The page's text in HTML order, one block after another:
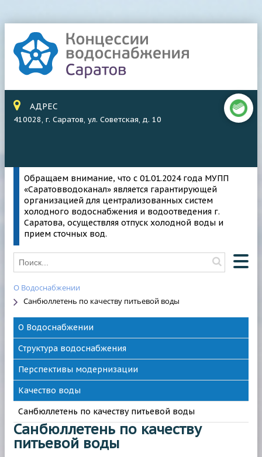
АДРЕС
410028, г. Саратов, ул. Советская, д. 10
Обращаем внимание, что с 01.01.2024 года МУПП
«Саратовводоканал» является гарантирующей
организацией для централизованных систем
холодного водоснабжения и водоотведения г.
Саратова, осуществляя отпуск холодной воды и
прием сточных вод.
О КОМПАНИИ
О ВОДОСНАБЖЕНИИ
О ВОДООТВЕДЕНИИ
НОВОСТИ
ОТКЛЮЧЕНИЯ
КОНТАКТЫ
HAWLE
О Водоснабжении
Санбюллетень по качеству питьевой воды
О Водоснабжении
Структура водоснабжения
Перспективы модернизации
Качество воды
Санбюллетень по качеству питьевой воды
Санбюллетень по качеству
питьевой воды